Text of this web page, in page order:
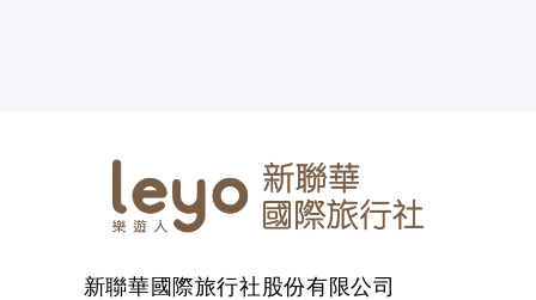
新聯華國際旅行社股份有限公司